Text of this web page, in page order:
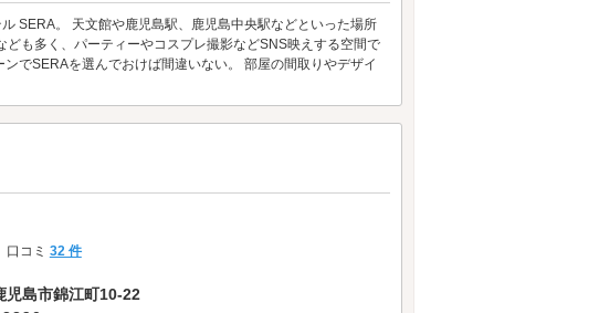
SERA。 天文館や鹿児島駅、鹿児島中央駅などといった場所
も多く、パーティーやコスプレ撮影などSNS映えする空間で
でSERAを選んでおけば間違いない。 部屋の間取りやデザイ
うち4
口コミ 32 件
児島市錦江町10-22